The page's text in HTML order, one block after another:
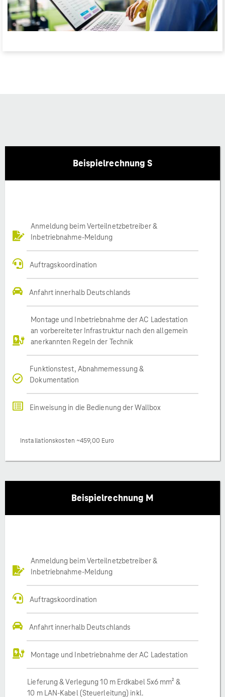
Beispielrechnung S
Anmeldung beim Verteilnetzbetreiber &
Inbetriebnahme-Meldung
Auftragskoordination
Anfahrt innerhalb Deutschlands
Montage und Inbetriebnahme der AC Ladestation
an vorbereiteter Infrastruktur nach den allgemein
anerkannten Regeln der Technik
Funktionstest, Abnahmemessung &
Dokumentation
Einweisung in die Bedienung der Wallbox
Installationskosten ~459,00 Euro
Beispielrechnung M
Anmeldung beim Verteilnetzbetreiber &
Inbetriebnahme-Meldung
Auftragskoordination
Anfahrt innerhalb Deutschlands
Montage und Inbetriebnahme der AC Ladestation
Lieferung & Verlegung 10 m Erdkabel 5x6 mm² &
10 m LAN-Kabel (Steuerleitung) inkl.